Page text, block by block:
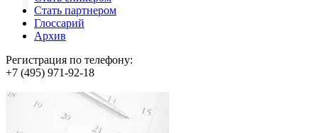
Стать партнером
Глоссарий
Архив
Регистрация по телефону:
+7 (495) 971-92-18